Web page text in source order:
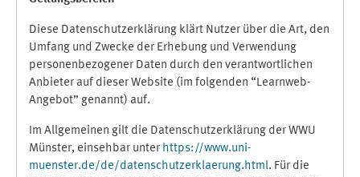
Diese Datenschutzerklärung klärt Nutzer über die Art, den
Umfang und Zwecke der Erhebung und Verwendung
personenbezogener Daten durch den verantwortlichen
Anbieter auf dieser Website (im folgenden “Learnweb-
Angebot” genannt) auf.
Im Allgemeinen gilt die Datenschutzerklärung der WWU
Münster, einsehbar unter https://www.uni-
muenster.de/de/datenschutzerklaerung.html. Für die